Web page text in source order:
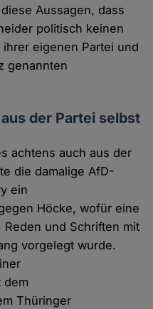
Aussagen, dass
politisch keinen
eigenen Partei und
genannten
der Partei selbst
achtens auch aus der
die damalige AfD-
ein
Höcke, wofür eine
und Schriften mit
vorgelegt wurde.
dem
Thüringer